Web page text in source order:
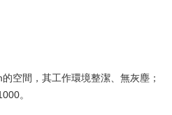
空間，其工作環境整潔、無灰塵；
。